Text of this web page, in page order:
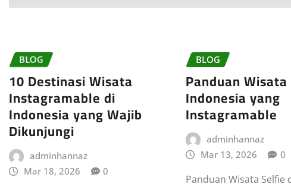
BLOG
10 Destinasi Wisata
Instagramable di
Indonesia yang Wajib
Dikunjungi
adminhannaz
Mar 18, 2026
0
BLOG
Panduan
Indonesia yang
Instagramable
adminhannaz
Mar 13, 2026
0
Panduan Wisata Selfie